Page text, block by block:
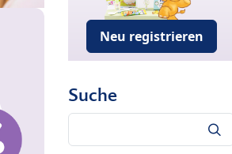
Neu registrieren
Suche